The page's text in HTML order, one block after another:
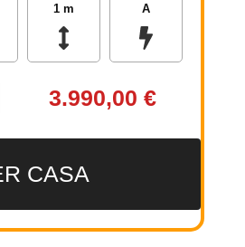
1 m A
3.990,00 €
CASA